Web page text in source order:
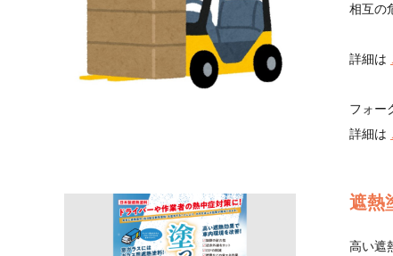
相互の
詳細は
フォー
詳細は
遮熱
高い遮